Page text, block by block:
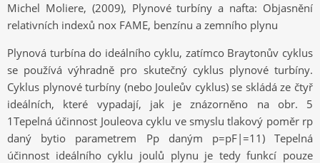
Michel Moliere, (2009), Plynové turbíny a nafta: Objasnění
relativních indexů nox FAME, benzínu a zemního plynu
Plynová turbína do ideálního cyklu, zatímco Braytonův cyklus
se používá výhradně pro skutečný cyklus plynové turbíny.
Cyklus plynové turbíny (nebo Jouleův cyklus) se skládá ze čtyř
ideálních, které vypadají, jak je znázorněno na obr. 5
1Tepelná účinnost Jouleova cyklu ve smyslu tlakový poměr rp
daný bytio parametrem Pp daným p=pF|=11) Tepelná
účinnost ideálního cyklu joulů plynu je tedy funkcí pouze